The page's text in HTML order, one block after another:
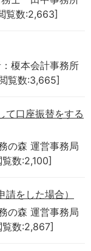
覧数:2,663]
榎本会計事務所
覧数:3,665]
て口座振替をする
の森 運営事務局
数:2,100]
をした場合）
の森 運営事務局
覧数:2,867]